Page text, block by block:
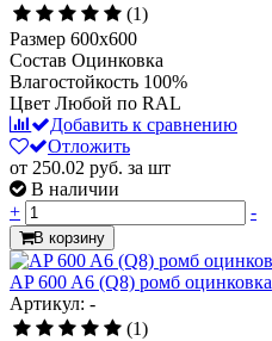
(1)
Размер 600x600
Состав Оцинковка
Влагостойкость 100%
Цвет Любой по RAL
Добавить к сравнению
Отложить
от 250.02 руб. за шт
В наличии
+
-
В корзину
AP 600 A6 (Q8) ромб оцинковка
Артикул: -
(1)